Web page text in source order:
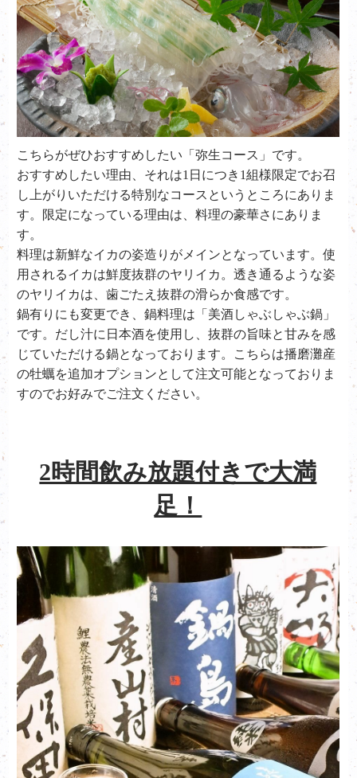
こちらがぜひおすすめしたい「弥生コース」です。
おすすめしたい理由、それは1日につき1組様限定でお召
し上がりいただける特別なコースというところにありま
す。限定になっている理由は、料理の豪華さにありま
す。
料理は新鮮なイカの姿造りがメインとなっています。使
用されるイカは鮮度抜群のヤリイカ。透き通るような姿
のヤリイカは、歯ごたえ抜群の滑らか食感です。
鍋有りにも変更でき、鍋料理は「美酒しゃぶしゃぶ鍋」
です。だし汁に日本酒を使用し、抜群の旨味と甘みを感
じていただける鍋となっております。こちらは播磨灘産
の牡蠣を追加オプションとして注文可能となっておりま
すのでお好みでご注文ください。
2時間飲み放題付きで大満
足！